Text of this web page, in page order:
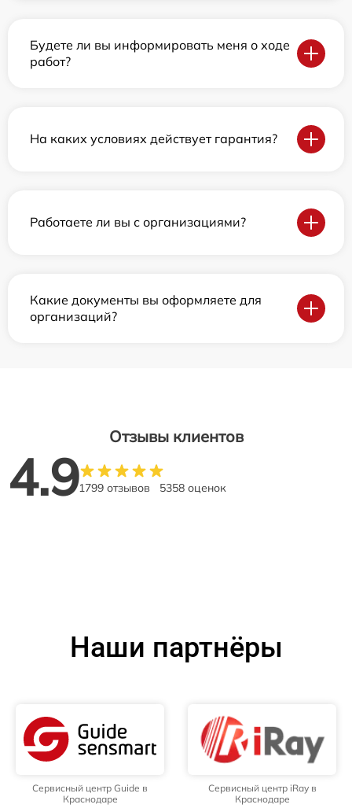
Будете ли вы информировать меня о ходе
работ?
На каких условиях действует гарантия?
Работаете ли вы с организациями?
Какие документы вы оформляете для
организаций?
Отзывы клиентов
4.91799 отзывов 5358 оценок
Наши партнёры
Сервисный центр Guide в
Краснодаре
Сервисный центр iRay в
Краснодаре